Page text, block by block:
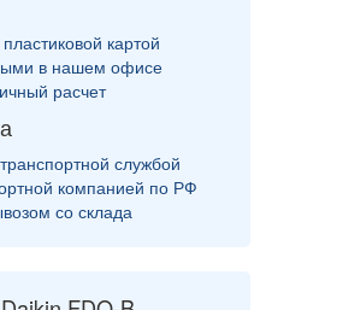
картой
в нашем офисе
расчет
службой
компанией по РФ
со склада